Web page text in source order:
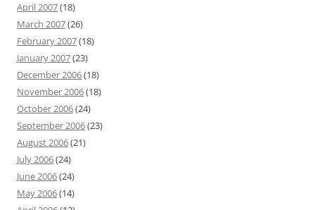
April 2007(18)
March 2007(26)
February 2007(18)
January 2007(23)
December 2006(18)
November 2006(18)
October 2006(24)
September 2006(23)
August 2006(21)
July 2006(24)
June 2006(24)
May 2006(14)